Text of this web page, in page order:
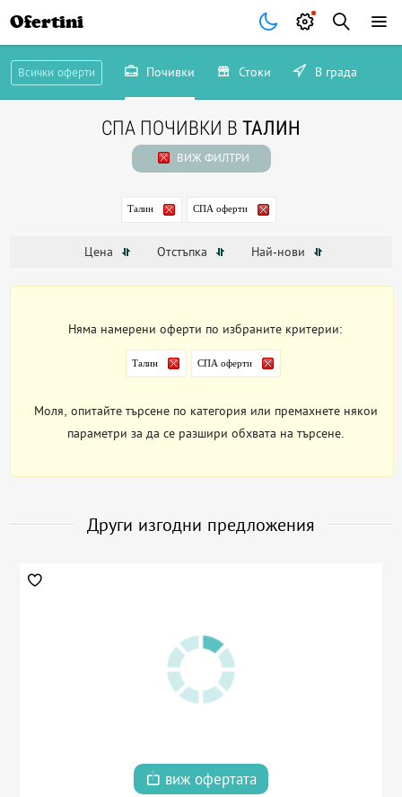
Ofertini
Всички оферти Почивки Стоки В града
СПА ПОЧИВКИ В ТАЛИН
ВИЖ ФИЛТРИ
Талин СПА оферти
Цена Отстъпка Най-нови
Няма намерени оферти по избраните критерии:
Талин СПА оферти
Моля, опитайте търсене по категория или премахнете някои
параметри за да се разшири обхвата на търсене.
Други изгодни предложения
виж офертата